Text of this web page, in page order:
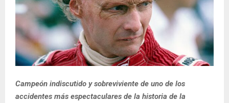
Campeón indiscutido y sobreviviente de uno de los
accidentes más espectaculares de la historia de la